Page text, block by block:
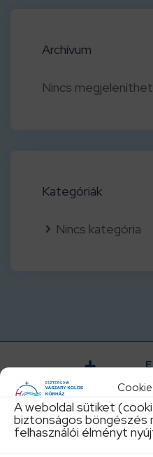
A weboldal sütiket
biztonságos böngészés
felhasználói élményt
Archívum
Nincs
Kategóriák
Nincs kategória